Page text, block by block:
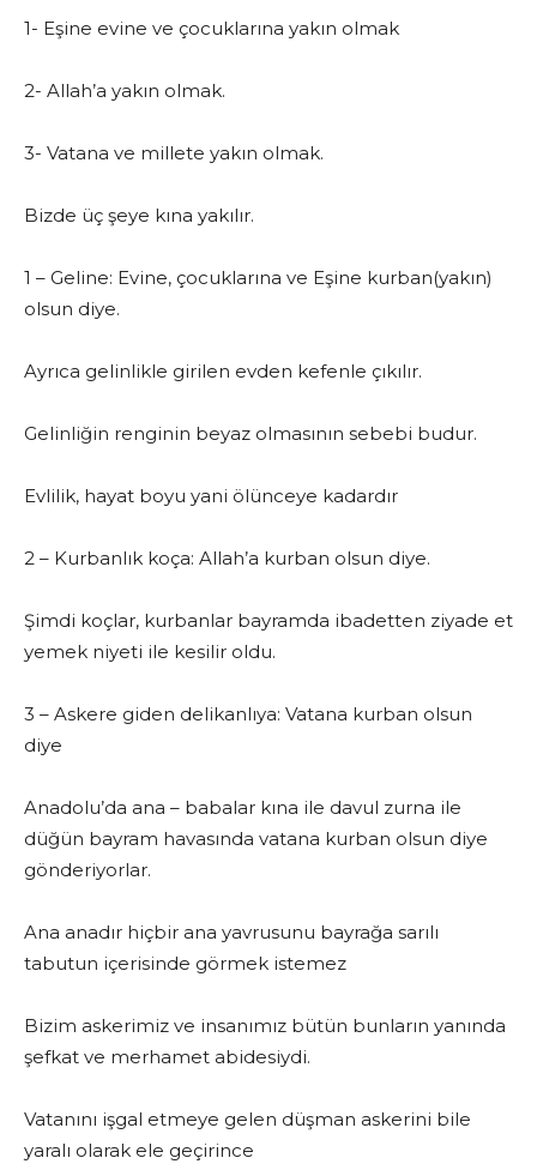
1- Eşine evine ve çocuklarına yakın olmak
2- Allah’a yakın olmak.
3- Vatana ve millete yakın olmak.
Bizde üç şeye kına yakılır.
1 – Geline: Evine, çocuklarına ve Eşine kurban(yakın)
olsun diye.
Ayrıca gelinlikle girilen evden kefenle çıkılır.
Gelinliğin renginin beyaz olmasının sebebi budur.
Evlilik, hayat boyu yani ölünceye kadardır
2 – Kurbanlık koça: Allah’a kurban olsun diye.
Şimdi koçlar, kurbanlar bayramda ibadetten ziyade et
yemek niyeti ile kesilir oldu.
3 – Askere giden delikanlıya: Vatana kurban olsun
diye
Anadolu’da ana – babalar kına ile davul zurna ile
düğün bayram havasında vatana kurban olsun diye
gönderiyorlar.
Ana anadır hiçbir ana yavrusunu bayrağa sarılı
tabutun içerisinde görmek istemez
Bizim askerimiz ve insanımız bütün bunların yanında
şefkat ve merhamet abidesiydi.
Vatanını işgal etmeye gelen düşman askerini bile
yaralı olarak ele geçirince